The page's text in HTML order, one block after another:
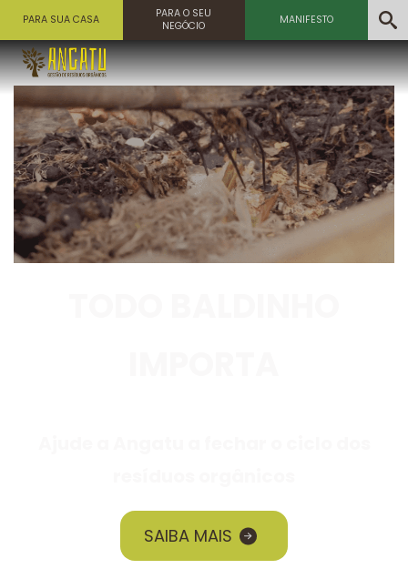
PARA SUA CASA
PARA O SEU
NEGÓCIO
MANIFESTO
SAIBA MAIS